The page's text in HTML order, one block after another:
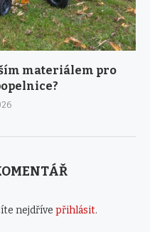
materiálem pro
nejdříve přihlásit.